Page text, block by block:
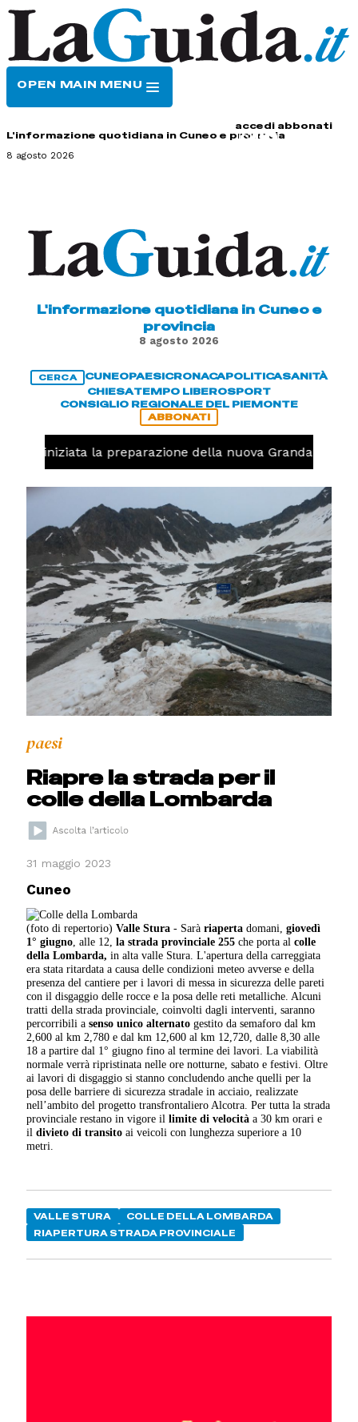
OPEN MAIN MENU
accedi abbonati
L'informazione quotidiana in Cuneo e provincia
8 agosto 2026
L'informazione quotidiana in Cuneo e
provincia
8 agosto 2026
CERCA CUNEOPAESICRONACAPOLITICASANITÀ
CHIESATEMPO LIBEROSPORT
CONSIGLIO REGIONALE DEL PIEMONTE
ABBONATI
iniziata la preparazione della nuova Granda Volley
paesi
Riapre la strada per il
colle della Lombarda
31 maggio 2023
Cuneo
(foto di repertorio)Valle Stura - Saràriaperta domani,giovedì
1° giugno, alle 12,la strada provinciale 255 che porta alcolle
della Lombarda, in alta valle Stura. L'apertura della carreggiata
era stata ritardata a causa delle condizioni meteo avverse e della
presenza del cantiere per i lavori di messa in sicurezza delle pareti
con il disgaggio delle rocce e la posa delle reti metalliche. Alcuni
tratti della strada provinciale, coinvolti dagli interventi, saranno
percorribili asenso unico alternato gestito da semaforo dal km
2,600 al km 2,780 e dal km 12,600 al km 12,720, dalle 8,30 alle
18 a partire dal 1° giugno fino al termine dei lavori. La viabilità
normale verrà ripristinata nelle ore notturne, sabato e festivi. Oltre
ai lavori di disgaggio si stanno concludendo anche quelli per la
posa delle barriere di sicurezza stradale in acciaio, realizzate
nell’ambito del progetto transfrontaliero Alcotra. Per tutta la strada
provinciale restano in vigore illimite di velocitàa 30 km orari e
ildivieto di transitoai veicoli con lunghezza superiore a 10
metri.
VALLE STURA
COLLE DELLA LOMBARDA
RIAPERTURA STRADA PROVINCIALE